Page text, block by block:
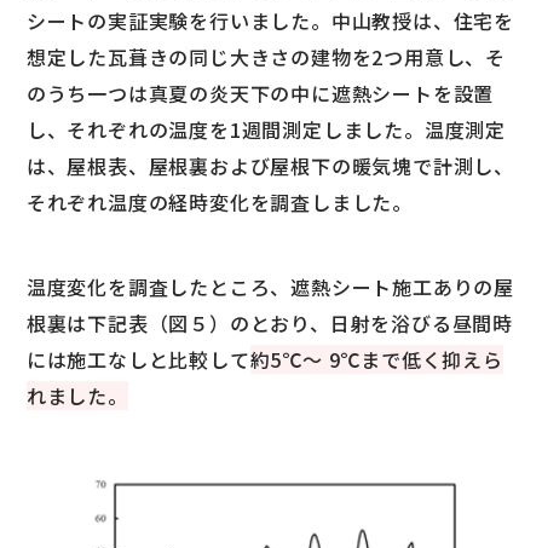
シートの実証実験を行いました。中山教授は、住宅を
想定した瓦葺きの同じ大きさの建物を2つ用意し、そ
のうち一つは真夏の炎天下の中に遮熱シートを設置
し、それぞれの温度を1週間測定しました。温度測定
は、屋根表、屋根裏および屋根下の暖気塊で計測し、
それぞれ温度の経時変化を調査しました。
温度変化を調査したところ、遮熱シート施工ありの屋
根裏は下記表（図５）のとおり、日射を浴びる昼間時
には施工なしと比較して約5℃～ 9℃まで低く抑えら
れました。